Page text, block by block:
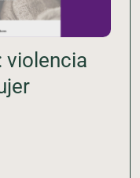
violencia